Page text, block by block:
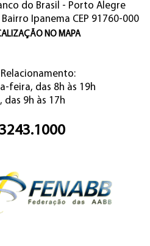
do Brasil - Porto Alegre
Ipanema CEP 91760-000
NO MAPA
feira, das 8h às 19h
das 9h às 17h